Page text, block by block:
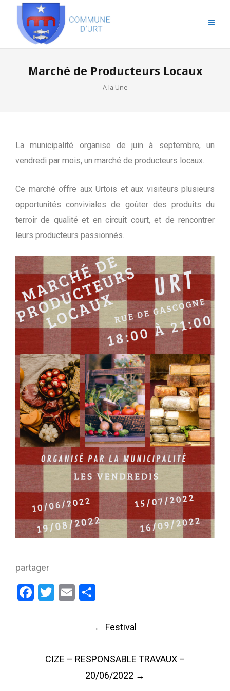
Marché de Producteurs Locaux
A la Une
La municipalité organise de juin à septembre, un
vendredi par mois, un marché de producteurs locaux.
Ce marché offre aux Urtois et aux visiteurs plusieurs
opportunités conviviales de goûter des produits du
terroir de qualité et en circuit court, et de rencontrer
leurs producteurs passionnés.
partager
Facebook
Twitter
Email
← Festival
CIZE – RESPONSABLE TRAVAUX –
20/06/2022 →